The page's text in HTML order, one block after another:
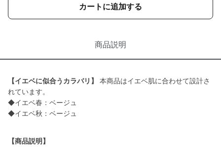
カートに追加する
商品説明
【イエベに似合うカラバリ】
本商品はイエベ肌に合わせて設計さ
れています。
◆イエベ春：ベージュ
◆イエベ秋：ベージュ
【商品説明】